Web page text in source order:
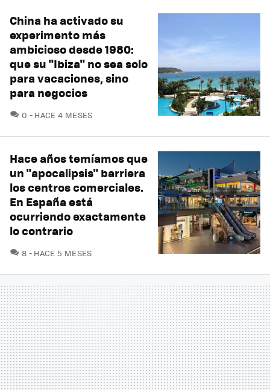
China ha activado su
experimento más
ambicioso desde 1980:
que su "Ibiza" no sea solo
para vacaciones, sino
para negocios
0 COMENTARIOS
HACE 4 MESES
Hace años temíamos que
un "apocalipsis" barriera
los centros comerciales.
En España está
ocurriendo exactamente
lo contrario
8 COMENTARIOS
HACE 5 MESES